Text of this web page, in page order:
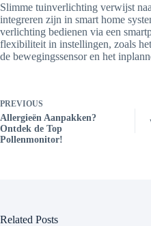
Slimme tuinverlichting verwijst
integreren zijn in smart home
verlichting bedienen via een
flexibiliteit in instellingen, zoals
de bewegingssensor en het
PREVIOUS
Allergieën Aanpakken?
Ontdek de Top
Pollenmonitor!
Related Posts